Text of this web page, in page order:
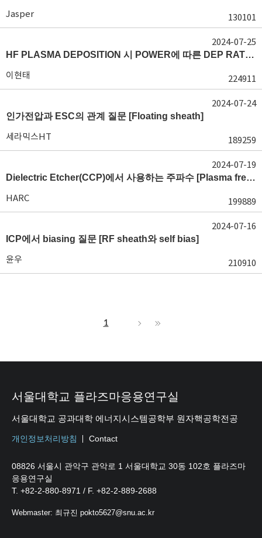
Jasper 130101
HF PLASMA DEPOSITION 시 POWER에 따른 DEP RATE 변화 [장비 플라즈마, Rate constant]
이현태 224911
2024-07-25
인가전압과 ESC의 관계 질문 [Floating sheath]
세라믹스HT 189259
2024-07-24
Dielectric Etcher(CCP)에서 사용하는 주파수 [Plasma frequency 및 RF sheath]
HARC 199889
2024-07-19
ICP에서 biasing 질문 [RF sheath와 self bias]
윤우 210910
2024-07-16
1
서울대학교 플라즈마응용연구실
서울대학교 공과대학 에너지시스템공학부 원자핵공학전공
개인정보처리방침 Contact
08826 서울시 관악구 관악로 1 서울대학교 30동 102호 플라즈마
응용연구실
T. +82-2-880-8971 / F. +82-2-889-2688
Webmaster: 최규진 pokto5627@snu.ac.kr